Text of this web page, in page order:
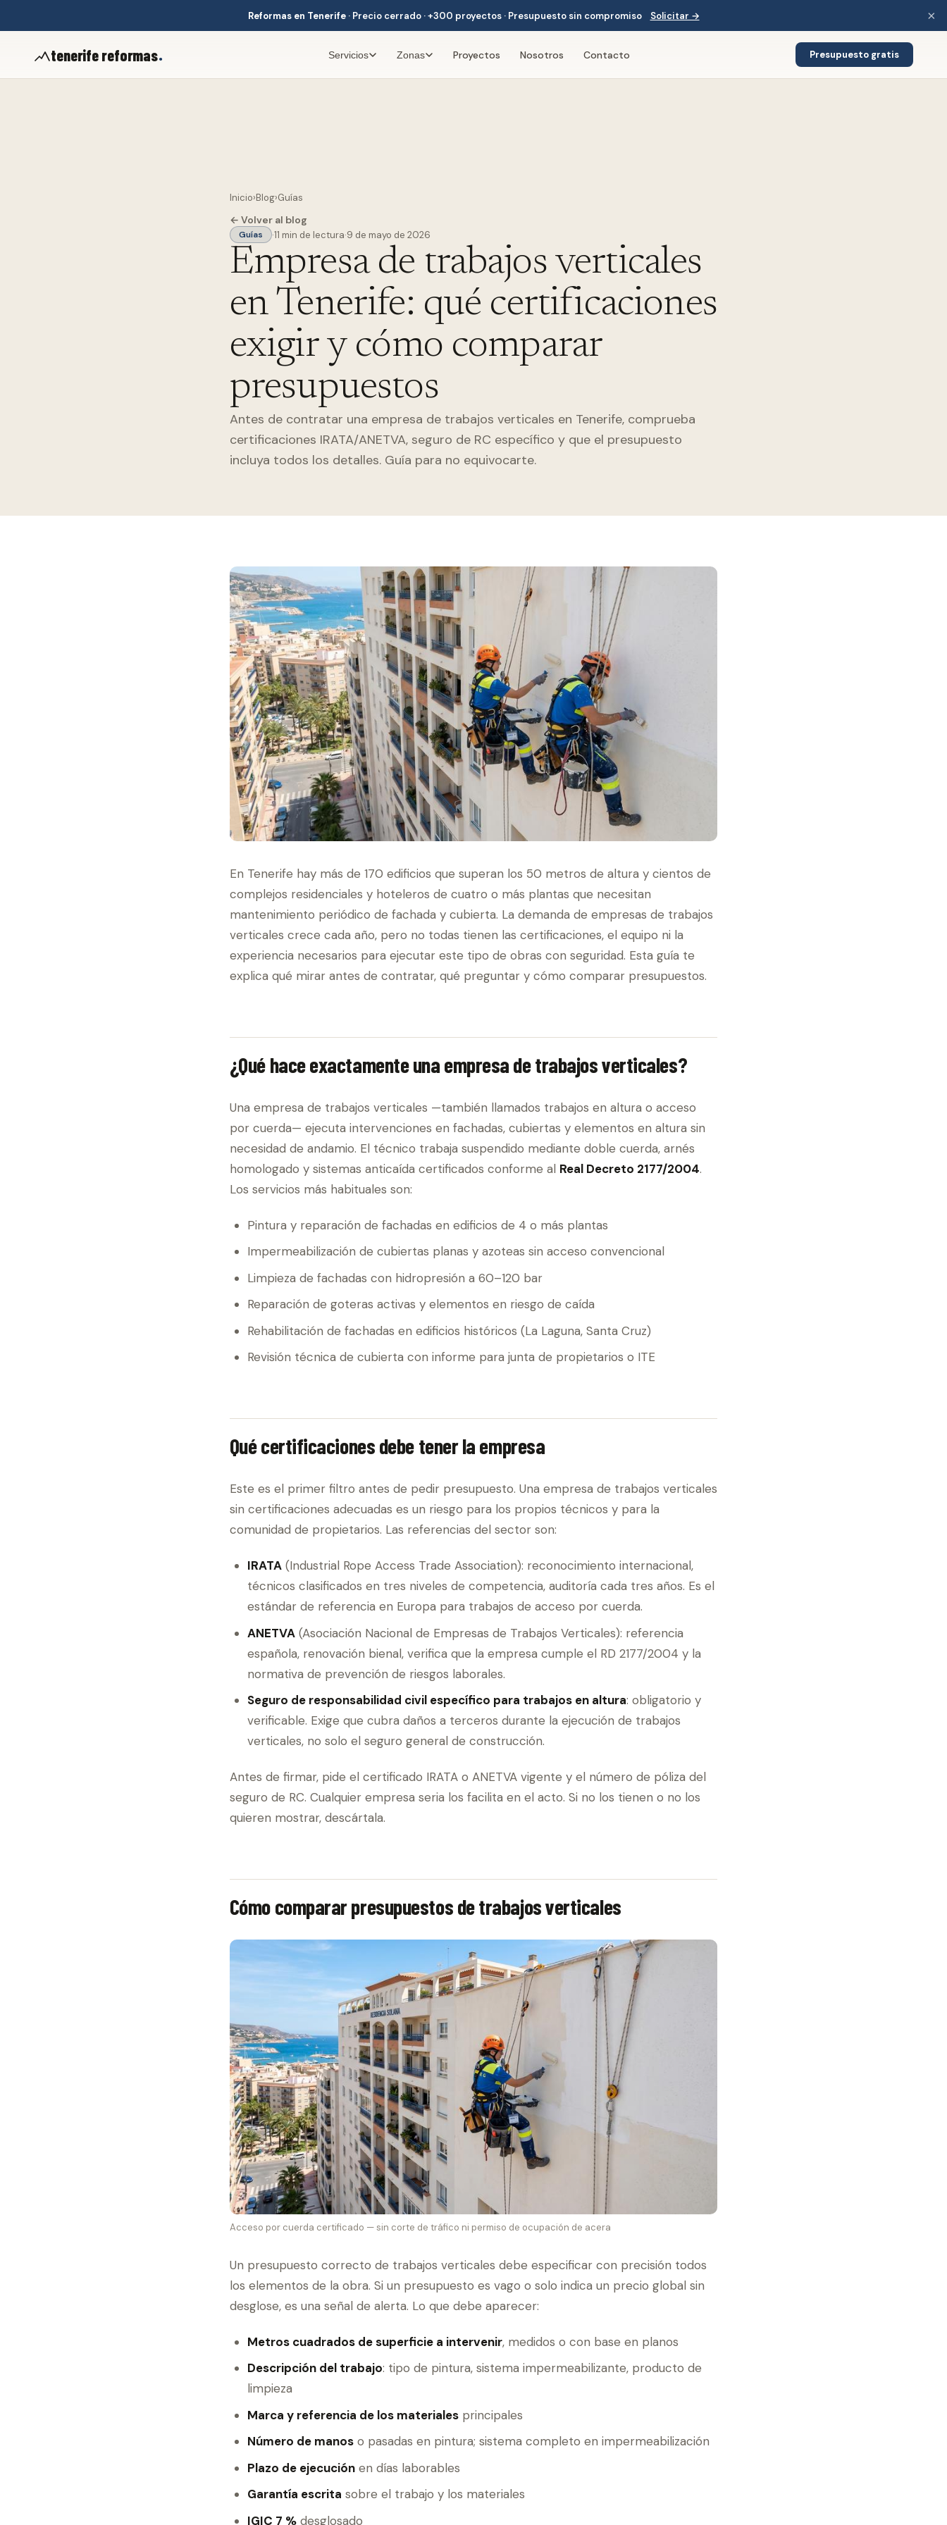
Reformas en Tenerife· Precio cerrado · +300 proyectos · Presupuesto sin compromiso Solicitar → ×
tenerife reformas. Servicios Zonas Proyectos Nosotros Contacto Presupuesto gratis
Inicio›Blog›Guías
← Volver al blog
Guías ·11 min de lectura·9 de mayo de 2026
Empresa de trabajos verticales
en Tenerife: qué certificaciones
exigir y cómo comparar
presupuestos
Antes de contratar una empresa de trabajos verticales en Tenerife, comprueba
certificaciones IRATA/ANETVA, seguro de RC específico y que el presupuesto
incluya todos los detalles. Guía para no equivocarte.
En Tenerife hay más de 170 edificios que superan los 50 metros de altura y cientos de
complejos residenciales y hoteleros de cuatro o más plantas que necesitan
mantenimiento periódico de fachada y cubierta. La demanda de empresas de trabajos
verticales crece cada año, pero no todas tienen las certificaciones, el equipo ni la
experiencia necesarios para ejecutar este tipo de obras con seguridad. Esta guía te
explica qué mirar antes de contratar, qué preguntar y cómo comparar presupuestos.
¿Qué hace exactamente una empresa de trabajos verticales?
Una empresa de trabajos verticales —también llamados trabajos en altura o acceso
por cuerda— ejecuta intervenciones en fachadas, cubiertas y elementos en altura sin
necesidad de andamio. El técnico trabaja suspendido mediante doble cuerda, arnés
homologado y sistemas anticaída certificados conforme al Real Decreto 2177/2004.
Los servicios más habituales son:
Pintura y reparación de fachadas en edificios de 4 o más plantas
Impermeabilización de cubiertas planas y azoteas sin acceso convencional
Limpieza de fachadas con hidropresión a 60–120 bar
Reparación de goteras activas y elementos en riesgo de caída
Rehabilitación de fachadas en edificios históricos (La Laguna, Santa Cruz)
Revisión técnica de cubierta con informe para junta de propietarios o ITE
Qué certificaciones debe tener la empresa
Este es el primer filtro antes de pedir presupuesto. Una empresa de trabajos verticales
sin certificaciones adecuadas es un riesgo para los propios técnicos y para la
comunidad de propietarios. Las referencias del sector son:
IRATA (Industrial Rope Access Trade Association): reconocimiento internacional,
técnicos clasificados en tres niveles de competencia, auditoría cada tres años. Es el
estándar de referencia en Europa para trabajos de acceso por cuerda.
ANETVA (Asociación Nacional de Empresas de Trabajos Verticales): referencia
española, renovación bienal, verifica que la empresa cumple el RD 2177/2004 y la
normativa de prevención de riesgos laborales.
Seguro de responsabilidad civil específico para trabajos en altura: obligatorio y
verificable. Exige que cubra daños a terceros durante la ejecución de trabajos
verticales, no solo el seguro general de construcción.
Antes de firmar, pide el certificado IRATA o ANETVA vigente y el número de póliza del
seguro de RC. Cualquier empresa seria los facilita en el acto. Si no los tienen o no los
quieren mostrar, descártala.
Cómo comparar presupuestos de trabajos verticales
Acceso por cuerda certificado — sin corte de tráfico ni permiso de ocupación de acera
Un presupuesto correcto de trabajos verticales debe especificar con precisión todos
los elementos de la obra. Si un presupuesto es vago o solo indica un precio global sin
desglose, es una señal de alerta. Lo que debe aparecer:
Metros cuadrados de superficie a intervenir, medidos o con base en planos
Descripción del trabajo: tipo de pintura, sistema impermeabilizante, producto de
limpieza
Marca y referencia de los materiales principales
Número de manos o pasadas en pintura; sistema completo en impermeabilización
Plazo de ejecución en días laborables
Garantía escrita sobre el trabajo y los materiales
IGIC 7 % desglosado